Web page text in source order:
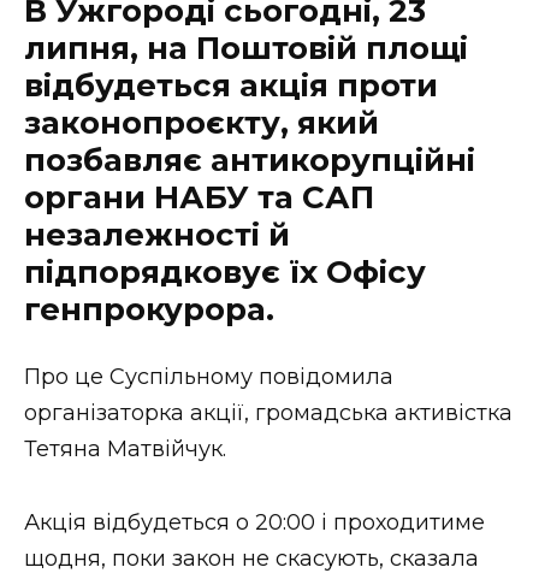
ЗАКАРПАТСЬКІ НОВИНИ
НОВИНИ ЗАХІДНОЇ УКРАЇНИ
ФОТО
ВІДЕО
В Ужгороді сьогодні, 23
липня, на Поштовій площі
відбудеться акція проти
законопроєкту, який
позбавляє антикорупційні
органи НАБУ та САП
незалежності й
підпорядковує їх Офісу
генпрокурора.
Про це Суспільному повідомила
організаторка акції, громадська активістка
Тетяна Матвійчук.
Акція відбудеться о 20:00 і проходитиме
щодня, поки закон не скасують, сказала